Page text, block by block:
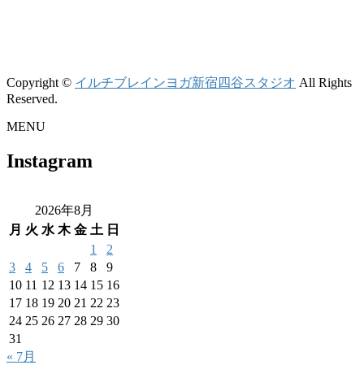
Copyright © イルチブレインヨガ新宿四谷スタジオ All Rights
Reserved.
MENU
Instagram
2026年8月
月 火 水 木 金 土 日
1
2
3
4 5 6 7 8
9
10 11 12 13 14 15 16
17 18 19 20 21 22 23
24 25 26 27 28 29 30
31
« 7月